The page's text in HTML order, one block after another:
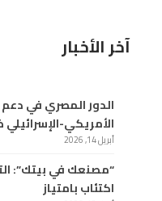
آخر الأخبار
الدور المصري في
الأمريكي-الإسرائيلي
أبريل 14, 2026
“مصنعك في بيتك”:
اكتئاب بامتياز